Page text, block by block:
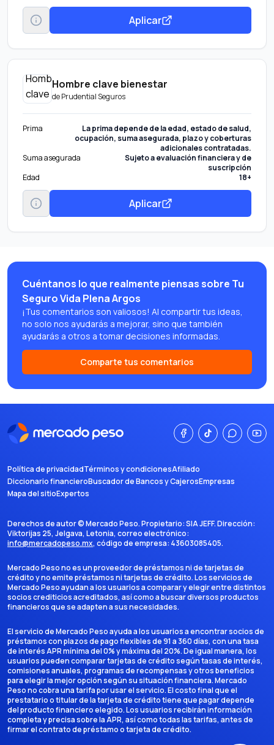
Aplicar
Hombre clave bienestar
dePrudential Seguros
Prima
La prima depende de la edad, estado de salud,
ocupación, suma asegurada, plazo y coberturas
adicionales contratadas.
Suma asegurada
Sujeto a evaluación financiera y de
suscripción
Edad
18+
Aplicar
Cuéntanos lo que realmente piensas sobre Tu
Seguro Vida Plena Argos
¡Tus comentarios son valiosos! Al compartir tus ideas,
no solo nos ayudarás a mejorar, sino que también
ayudarás a otros a tomar decisiones informadas.
Comparte tus comentarios
Política de privacidadTérminos y condicionesAfiliado
Diccionario financieroBuscador de Bancos y CajerosEmpresas
Mapa del sitioExpertos
Derechos de autor ©Mercado Peso. Propietario:SIA JEFF. Dirección:
Viktorijas 25, Jelgava, Letonia, correo electrónico:
info@mercadopeso.mx, código de empresa: 43603085405.
Mercado Peso no es un proveedor de préstamos ni de tarjetas de
crédito y no emite préstamos ni tarjetas de crédito. Los servicios de
Mercado Peso ayudan a los usuarios a comparar y elegir entre distintos
socios crediticios acreditados, así como a buscar diversos productos
financieros que se adapten a sus necesidades.
El servicio de Mercado Peso ayuda a los usuarios a encontrar socios de
préstamos con plazos de pago flexibles de 91 a 360 días, con una tasa
de interés APR mínima del 0% y máxima del 20%. De igual manera, los
usuarios pueden comparar tarjetas de crédito según tasas de interés,
comisiones anuales, programas de recompensas y otros beneficios
para elegir la mejor opción según su situación financiera. Mercado
Peso no cobra una tarifa por usar el servicio. El costo final que el
prestatario o titular de la tarjeta de crédito tiene que pagar depende
del producto financiero elegido. Los usuarios recibirán información
completa y precisa sobre la APR, así como todas las tarifas, antes de
firmar el contrato de préstamo o tarjeta de crédito.